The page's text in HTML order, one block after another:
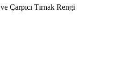
Çarpıcı Tırnak Rengi